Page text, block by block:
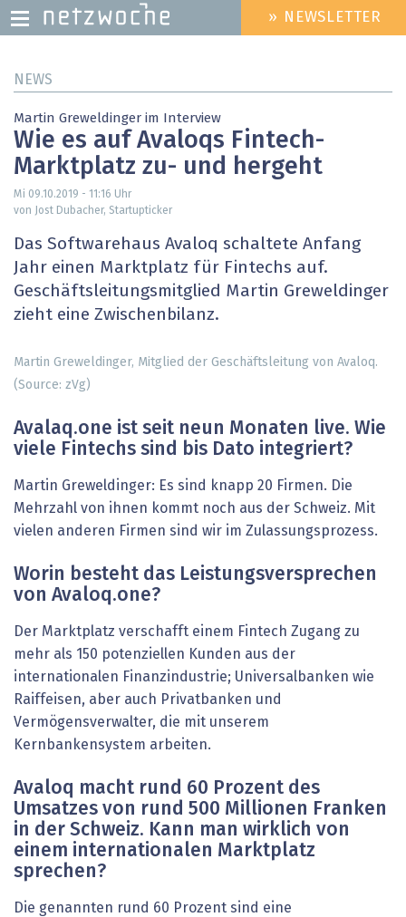
zum
HEADER
MENU
» NEWSLETTER
NEWS
Martin Greweldinger im Interview
Wie es auf Avaloqs Fintech-
Marktplatz zu- und hergeht
Mi 09.10.2019 - 11:16 Uhr
von Jost Dubacher, Startupticker
Das Softwarehaus Avaloq schaltete Anfang
Jahr einen Marktplatz für Fintechs auf.
Geschäftsleitungsmitglied Martin Greweldinger
zieht eine Zwischenbilanz.
Martin Greweldinger, Mitglied der Geschäftsleitung von Avaloq.
(Source: zVg)
Avalaq.one ist seit neun Monaten live. Wie
viele Fintechs sind bis Dato integriert?
Martin Greweldinger: Es sind knapp 20 Firmen. Die
Mehrzahl von ihnen kommt noch aus der Schweiz. Mit
vielen anderen Firmen sind wir im Zulassungsprozess.
Worin besteht das Leistungsversprechen
von Avaloq.one?
Der Marktplatz verschafft einem Fintech Zugang zu
mehr als 150 potenziellen Kunden aus der
internationalen Finanzindustrie; Universalbanken wie
Raiffeisen, aber auch Privatbanken und
Vermögensverwalter, die mit unserem
Kernbankensystem arbeiten.
Avaloq macht rund 60 Prozent des
Umsatzes von rund 500 Millionen Franken
in der Schweiz. Kann man wirklich von
einem internationalen Marktplatz
sprechen?
Die genannten rund 60 Prozent sind eine